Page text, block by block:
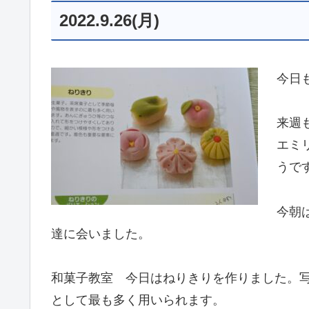
2022.9.26(月)
今日
来週
エミ
うで
今朝
達に会いました。
和菓子教室 今日はねりきりを作りました。
として最も多く用いられます。